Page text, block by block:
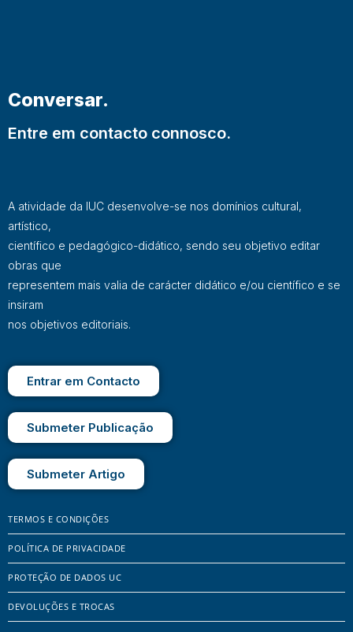
Conversar.
Entre em contacto connosco.
A atividade da IUC desenvolve-se nos domínios cultural,
artístico,
científico e pedagógico-didático, sendo seu objetivo editar
obras que
representem mais valia de carácter didático e/ou científico e se
insiram
nos objetivos editoriais.
Entrar em Contacto
Submeter Publicação
Submeter Artigo
TERMOS E CONDIÇÕES
POLÍTICA DE PRIVACIDADE
PROTEÇÃO DE DADOS UC
DEVOLUÇÕES E TROCAS